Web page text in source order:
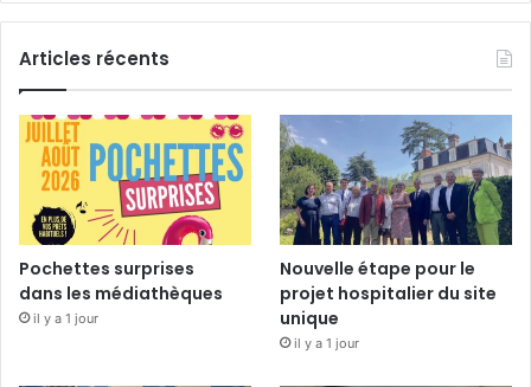
Articles récents
Pochettes surprises
dans les médiathèques
il y a 1 jour
Nouvelle étape pour le
projet hospitalier du site
unique
il y a 1 jour